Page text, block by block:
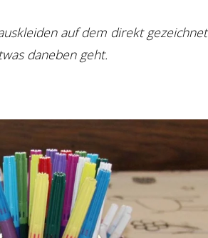
auf dem direkt gezeichnet
daneben geht.